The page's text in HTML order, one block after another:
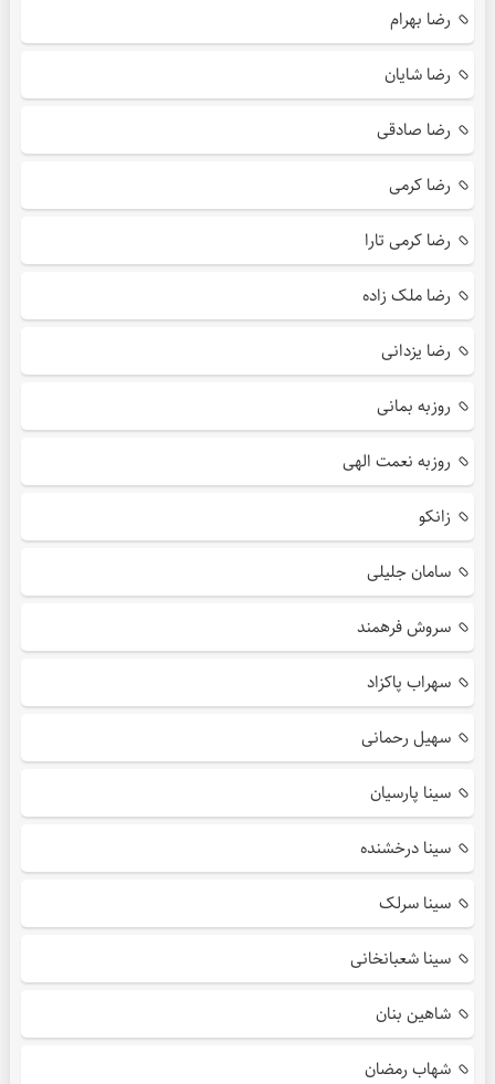
رضا بهرام
رضا شایان
رضا صادقی
رضا کرمی
رضا کرمی تارا
رضا ملک زاده
رضا یزدانی
روزبه بمانی
روزبه نعمت الهی
زانکو
سامان جلیلی
سروش فرهمند
سهراب پاکزاد
سهیل رحمانی
سینا پارسیان
سینا درخشنده
سینا سرلک
سینا شعبانخانی
شاهین بنان
شهاب رمضان